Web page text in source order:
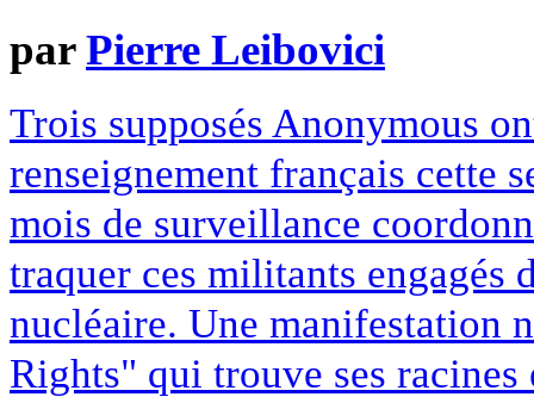
parPierre Leibovici
Trois supposés Anonymous
renseignement français cette
mois de surveillance
traquer ces militants engagés
nucléaire. Une manifestation
Rights" qui trouve ses